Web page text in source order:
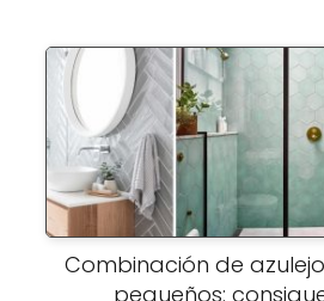
Combinación de
pequeños: